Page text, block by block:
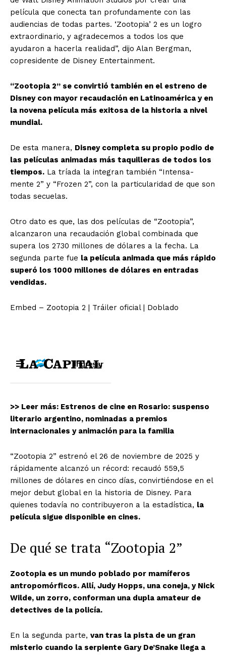
película que conecta tan profundamente con las
audiencias de todas partes. ‘Zootopia’ 2 es un logro
extraordinario, y agradecemos a todos los que
ayudaron a hacerla realidad”, dijo Alan Bergman,
copresidente de Disney Entertainment.
“Zootopia 2” se convirtió también en el estreno de
Disney con mayor recaudación en Latinoamérica y en
la novena película más exitosa de la historia a nivel
mundial.
De esta manera, Disney completa su propio podio de
las películas animadas más taquilleras de todos los
tiempos. La tríada la integran también “Intensa-
mente 2” y “Frozen 2”, con la particularidad de que son
todas secuelas.
Otro dato es que, las dos películas de “Zootopia”,
alcanzaron una recaudación global combinada que
supera los 2730 millones de dólares a la fecha. La
segunda parte fue la película animada que más rápido
superó los 1000 millones de dólares en entradas
vendidas.
Embed – Zootopia 2 | Tráiler oficial | Doblado
>> Leer más: Estrenos de cine en Rosario: suspenso
literario argentino, nominadas a premios
internacionales y animación para la familia
“Zootopia 2” estrenó el 26 de noviembre de 2025 y
rápidamente alcanzó un récord: recaudó 559,5
millones de dólares en cinco días, convirtiéndose en el
mejor debut global en la historia de Disney. Para
quienes todavía no contribuyeron a la estadística, la
película sigue disponible en cines.
De qué se trata “Zootopia 2”
Zootopia es un mundo poblado por mamíferos
antropomórficos. Allí, Judy Hopps, una coneja, y Nick
Wilde, un zorro, conforman una dupla amateur de
detectives de la policía.
En la segunda parte, van tras la pista de un gran
misterio cuando la serpiente Gary De’Snake llega a